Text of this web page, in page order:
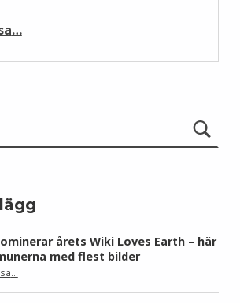
…
årets Wiki Loves Earth – här
med flest bilder
“Skåne dominerar årets Wiki Loves Earth – här är kommunerna med flest bilder”
…